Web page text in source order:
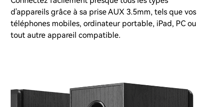
d'appareils grâce à sa prise AUX 3.5mm, tels que vos
téléphones mobiles, ordinateur portable, iPad, PC ou
tout autre appareil compatible.